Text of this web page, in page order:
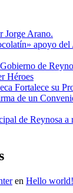
Arano.
apoyo del
de
Héroes
Fortalece su
de un
de Reynosa a
en Hello world!